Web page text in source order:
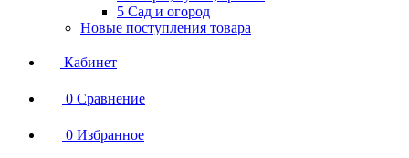
5 Сад и огород
Новые поступления товара
Кабинет
0 Сравнение
0 Избранное